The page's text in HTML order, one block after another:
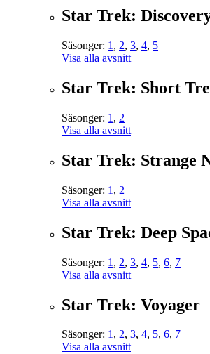
Star Trek:
Säsonger: 1 , 2, 3, 4, 5
Visa alla avsnitt
Star Trek: Short
Säsonger: 1 , 2
Visa alla avsnitt
Star Trek: Strange
Säsonger: 1 , 2
Visa alla avsnitt
Star Trek: Deep
Säsonger: 1 , 2, 3, 4, 5, 6, 7
Visa alla avsnitt
Star Trek: Voyager
Säsonger: 1, 2, 3, 4, 5, 6, 7
Visa alla avsnitt